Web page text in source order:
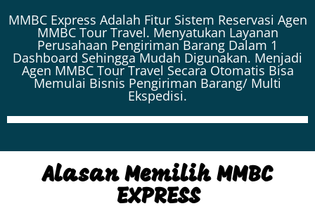
MMBC Express Adalah Fitur Sistem Reservasi Agen
MMBC Tour Travel. Menyatukan Layanan
Perusahaan Pengiriman Barang Dalam 1
Dashboard Sehingga Mudah Digunakan. Menjadi
Agen MMBC Tour Travel Secara Otomatis Bisa
Memulai Bisnis Pengiriman Barang/ Multi
Ekspedisi.
Alasan Memilih MMBC
EXPRESS​